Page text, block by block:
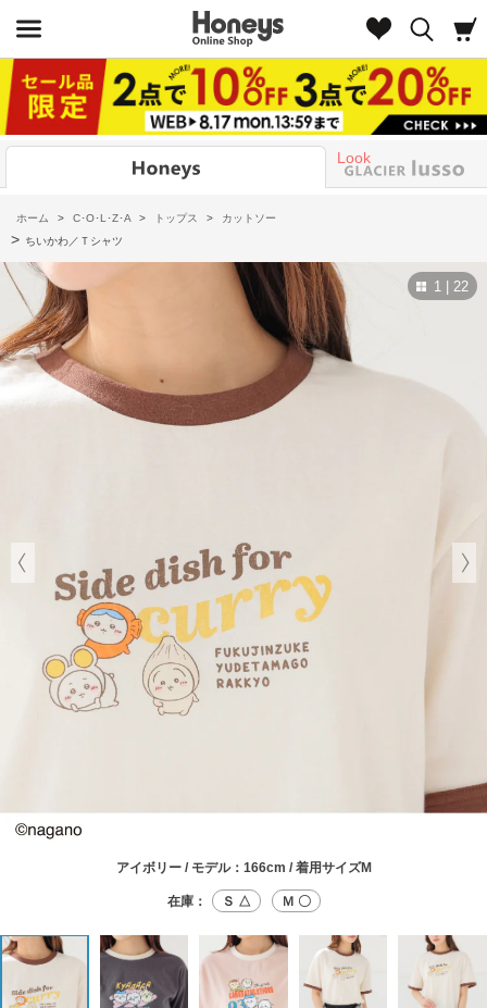
Look
ホーム > C･O･L･Z･A > トップス > カットソー
> ちいかわ／Ｔシャツ
1 | 22
アイボリー / モデル：166cm / 着用サイズM
在庫： Ｓ △ Ｍ 〇